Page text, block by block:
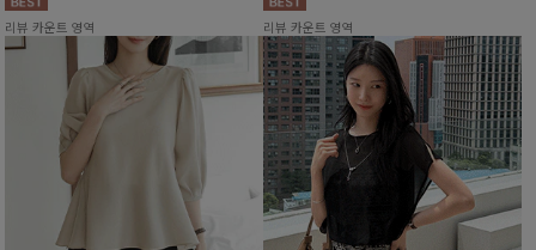
리뷰 카운트 영역 리뷰 카운트 영역